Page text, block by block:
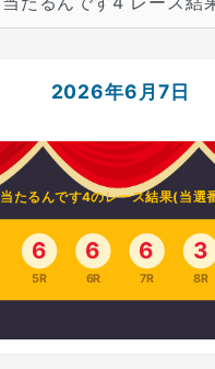
2026年6月7日
当たるんです4のレース結果(当選
6
5R
6
6R
6
7R
3
8R